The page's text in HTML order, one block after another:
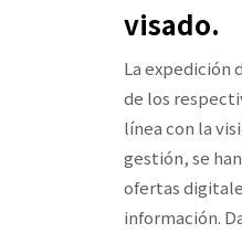
visado.
La expedición
de los
línea con la
gestión, se
ofertas
información.